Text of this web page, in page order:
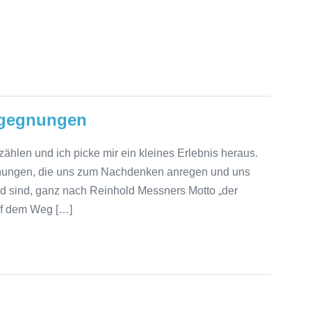
und ich picke mir ein kleines Erlebnis heraus.
die uns zum Nachdenken anregen und uns
sind, ganz nach Reinhold Messners Motto „der
dem Weg […]